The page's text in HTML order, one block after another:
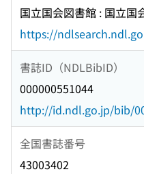
国立国会図書館 : 国立国
https://
書誌ID（NDLBibID）
000000551044
http://id.ndl.go.jp/bib/
全国書誌番号
43003402